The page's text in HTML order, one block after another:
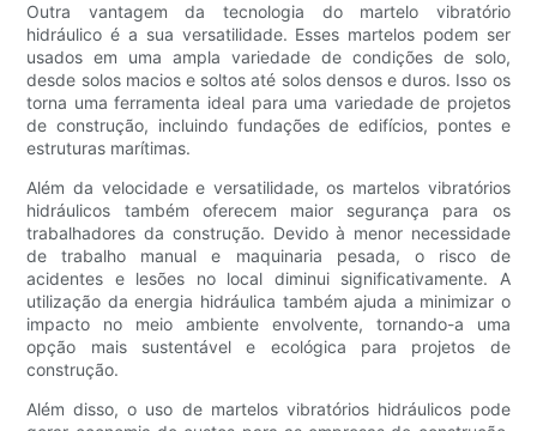
Outra vantagem da tecnologia do martelo vibratório
hidráulico é a sua versatilidade. Esses martelos podem ser
usados ​​em uma ampla variedade de condições de solo,
desde solos macios e soltos até solos densos e duros. Isso os
torna uma ferramenta ideal para uma variedade de projetos
de construção, incluindo fundações de edifícios, pontes e
estruturas marítimas.
Além da velocidade e versatilidade, os martelos vibratórios
hidráulicos também oferecem maior segurança para os
trabalhadores da construção. Devido à menor necessidade
de trabalho manual e maquinaria pesada, o risco de
acidentes e lesões no local diminui significativamente. A
utilização da energia hidráulica também ajuda a minimizar o
impacto no meio ambiente envolvente, tornando-a uma
opção mais sustentável e ecológica para projetos de
construção.
Além disso, o uso de martelos vibratórios hidráulicos pode